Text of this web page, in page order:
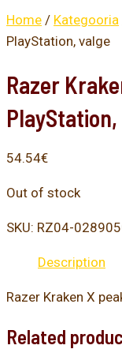
Home / Kategooria
PlayStation, valge
Razer
54.54€
Out of stock
SKU: RZ04-
Description
Razer Kraken X
Related